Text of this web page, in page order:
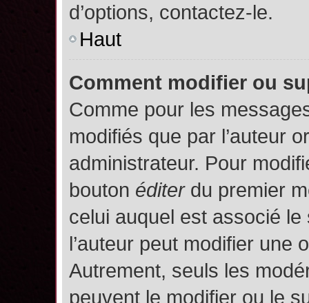
d’options, contactez-le.
Haut
Comment modifier ou
Comme pour les
modifiés que par l’auteur
administrateur. Pour
bouton éditerdu premier
celui auquel est associé le
l’auteur peut modifier une
Autrement, seuls les
peuvent le modifier ou le